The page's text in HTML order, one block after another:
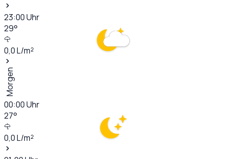
23:00Uhr
29°
0,0L/m²
Morgen
00:00Uhr
27°
0,0L/m²